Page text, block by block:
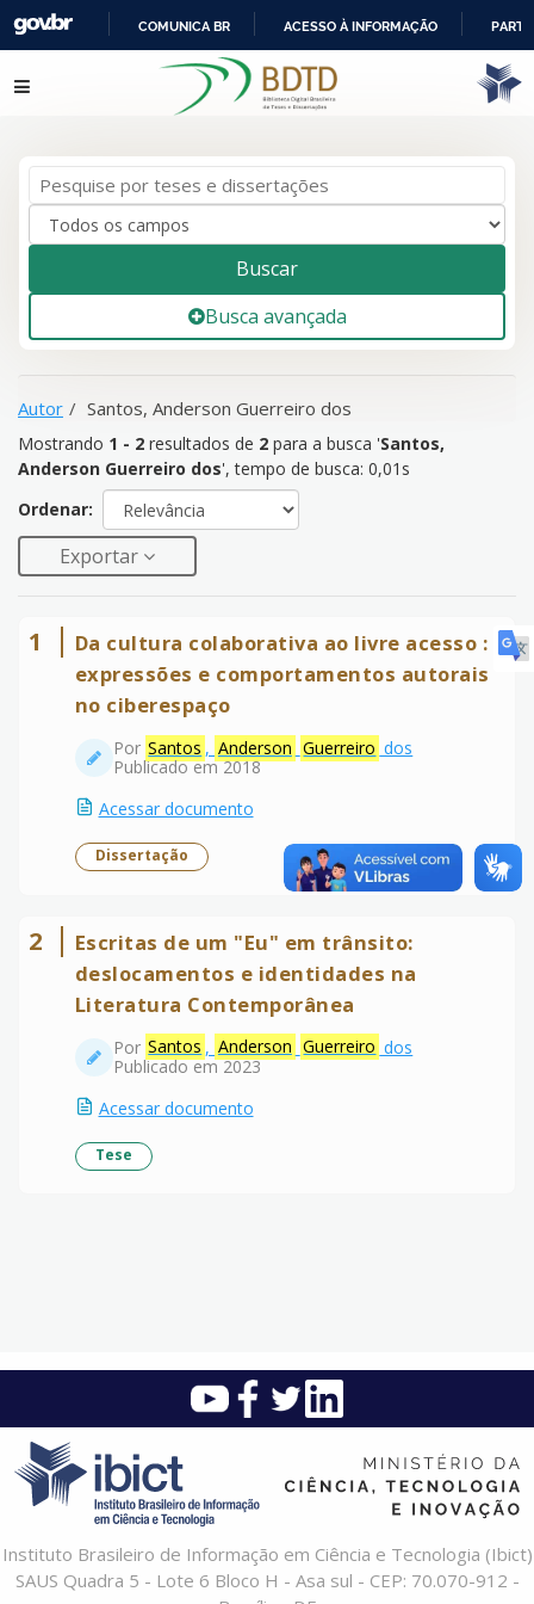
IR
PARA
COMUNICA BR ACESSO À INFORMAÇÃO
resultados de 2para a busca '
Anderson Guerreiro dos
Pular para o conteúdo
Buscar
Busca avançada
Autor Santos, Anderson Guerreiro dos
Mostrando 1 - 2 resultados de 2 para a busca 'Santos,
Anderson Guerreiro dos', tempo de busca: 0,01s
Ordenar:
Exportar
1
Da cultura colaborativa ao livre acesso :
expressões e comportamentos autorais
no ciberespaço
Por Santos , Anderson Guerreiro dos
Publicado em 2018
Acessar documento
Dissertação
2
Escritas de um "Eu" em trânsito:
deslocamentos e identidades na
Literatura Contemporânea
Por Santos , Anderson Guerreiro dos
Publicado em 2023
Acessar documento
Tese
Instituto Brasileiro de Informação em Ciência e Tecnologia (Ibict)
SAUS Quadra 5 - Lote 6 Bloco H - Asa sul - CEP: 70.070-912 -